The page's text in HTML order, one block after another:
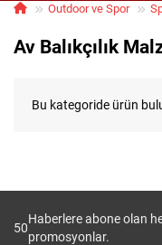
Outdoor ve Spor
Av Balıkçılık
Bu kategoride ürün
50
Haberlere abone olan
promosyonlar.